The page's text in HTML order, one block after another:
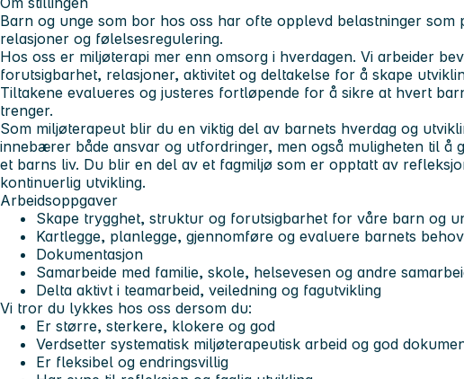
Barn og unge som bor hos oss har ofte opplevd belastninger som
relasjoner og følelsesregulering.
Hos oss er miljøterapi mer enn omsorg i hverdagen. Vi arbeider
forutsigbarhet, relasjoner, aktivitet og deltakelse for å skape
Tiltakene evalueres og justeres fortløpende for å sikre at hvert
trenger.
Som miljøterapeut blir du en viktig del av barnets hverdag og
innebærer både ansvar og utfordringer, men også muligheten til å
et barns liv. Du blir en del av et fagmiljø som er opptatt av
kontinuerlig utvikling.
Arbeidsoppgaver
Skape trygghet, struktur og forutsigbarhet for våre barn og
Kartlegge, planlegge, gjennomføre og evaluere barnets
Dokumentasjon
Samarbeide med familie, skole, helsevesen og andre
Delta aktivt i teamarbeid, veiledning og fagutvikling
Vi tror du lykkes hos oss dersom du:
Er større, sterkere, klokere og god
Verdsetter systematisk miljøterapeutisk arbeid og god
Er fleksibel og endringsvillig